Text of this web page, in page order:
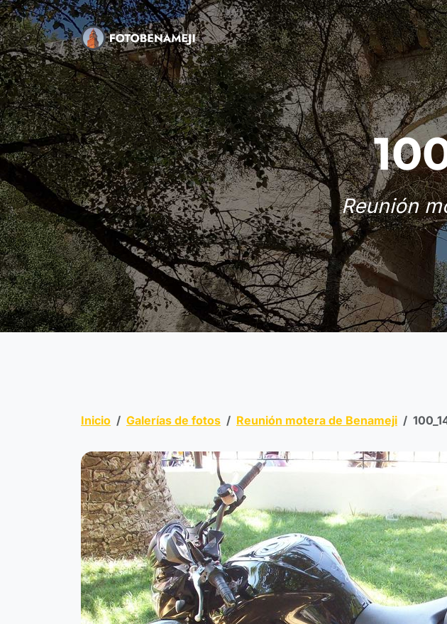
Reunión
Inicio Galerías de fotos Reunión motera de Benameji